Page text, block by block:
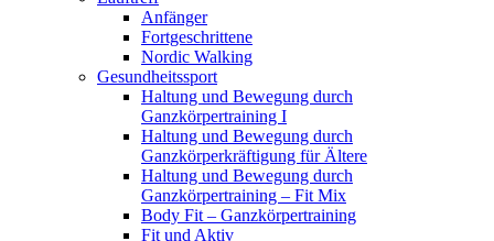
Anfänger
Fortgeschrittene
Nordic Walking
Gesundheitssport
Haltung und Bewegung durch
Ganzkörpertraining I
Haltung und Bewegung durch
Ganzkörperkräftigung für Ältere
Haltung und Bewegung durch
Ganzkörpertraining – Fit Mix
Body Fit – Ganzkörpertraining
Fit und Aktiv